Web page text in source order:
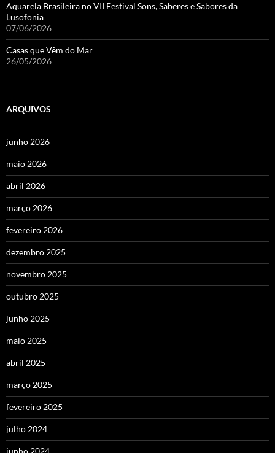
Aquarela Brasileira no VII Festival Sons, Saberes e Sabores da
Lusofonia
07/06/2026
Casas que Vêm do Mar
26/05/2026
ARQUIVOS
junho 2026
maio 2026
abril 2026
março 2026
fevereiro 2026
dezembro 2025
novembro 2025
outubro 2025
junho 2025
maio 2025
abril 2025
março 2025
fevereiro 2025
julho 2024